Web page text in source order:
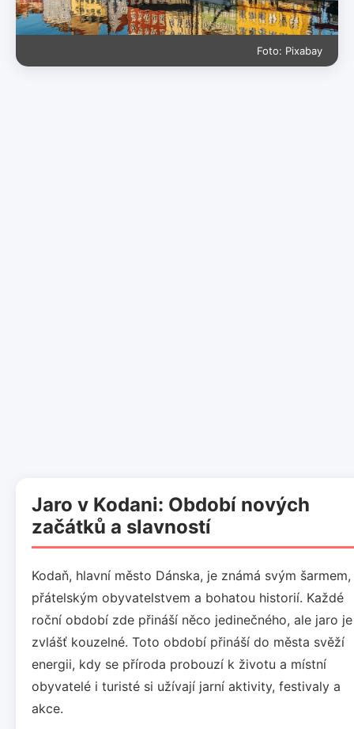
Foto: Pixabay
Jaro v Kodani: Období nových
začátků a slavností
Kodaň, hlavní město Dánska, je známá svým šarmem,
přátelským obyvatelstvem a bohatou historií. Každé
roční období zde přináší něco jedinečného, ale jaro je
zvlášť kouzelné. Toto období přináší do města svěží
energii, kdy se příroda probouzí k životu a místní
obyvatelé i turisté si užívají jarní aktivity, festivaly a
akce.